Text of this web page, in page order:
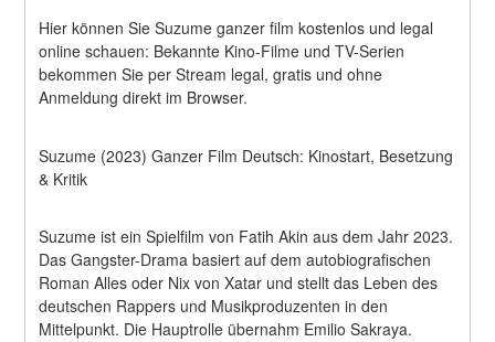
Hier können Sie Suzume ganzer film kostenlos und legal
online schauen: Bekannte Kino-Filme und TV-Serien
bekommen Sie per Stream legal, gratis und ohne
Anmeldung direkt im Browser.
Suzume (2023) Ganzer Film Deutsch: Kinostart, Besetzung
& Kritik
Suzume ist ein Spielfilm von Fatih Akin aus dem Jahr 2023.
Das Gangster-Drama basiert auf dem autobiografischen
Roman Alles oder Nix von Xatar und stellt das Leben des
deutschen Rappers und Musikproduzenten in den
Mittelpunkt. Die Hauptrolle übernahm Emilio Sakraya.